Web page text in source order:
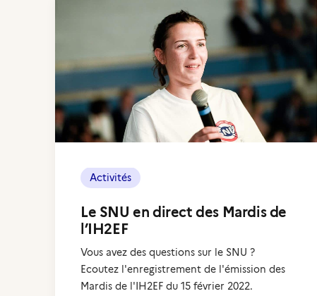
Activités
Le SNU en direct des Mardis de
l’IH2EF
Vous avez des questions sur le SNU ?
Ecoutez l'enregistrement de l'émission des
Mardis de l'IH2EF du 15 février 2022.